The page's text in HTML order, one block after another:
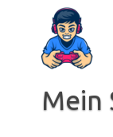
springen
Mein